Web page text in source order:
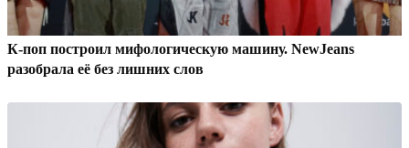
К-поп построил мифологическую машину. NewJeans
разобрала её без лишних слов